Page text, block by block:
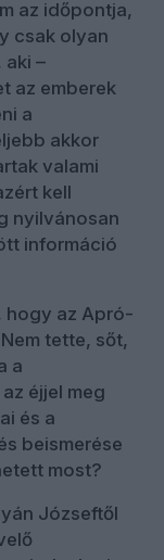
az időpontja,
csak olyan
aki –
az emberek
a
akkor
valami
kell
nyilvánosan
információ
hogy az Apró-
tette, sőt,
a
éjjel meg
és a
beismerése
most?
Józseftől